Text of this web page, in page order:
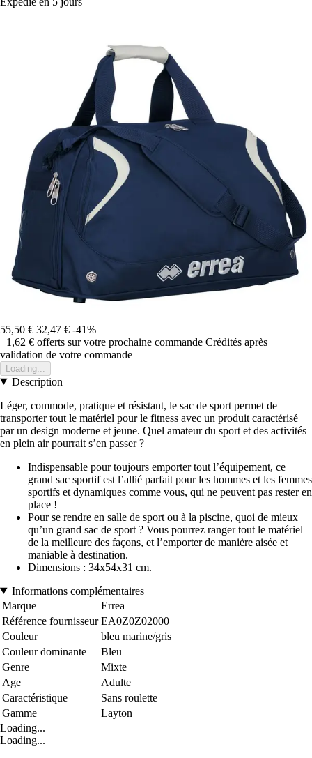
55,50 € 32,47 € -41%
+1,62 € offerts sur votre prochaine commande Crédités après
validation de votre commande
Loading...
Description
Léger, commode, pratique et résistant, le sac de sport permet de
transporter tout le matériel pour le fitness avec un produit caractérisé
par un design moderne et jeune. Quel amateur du sport et des activités
en plein air pourrait s’en passer ?
Indispensable pour toujours emporter tout l’équipement, ce
grand sac sportif est l’allié parfait pour les hommes et les femmes
sportifs et dynamiques comme vous, qui ne peuvent pas rester en
place !
Pour se rendre en salle de sport ou à la piscine, quoi de mieux
qu’un grand sac de sport ? Vous pourrez ranger tout le matériel
de la meilleure des façons, et l’emporter de manière aisée et
maniable à destination.
Dimensions : 34x54x31 cm.
Informations complémentaires
Marque
Errea
Référence fournisseur EA0Z0Z02000
Couleur
bleu marine/gris
Couleur dominante
Bleu
Genre
Mixte
Age
Adulte
Caractéristique
Sans roulette
Gamme
Layton
Loading...
Loading...